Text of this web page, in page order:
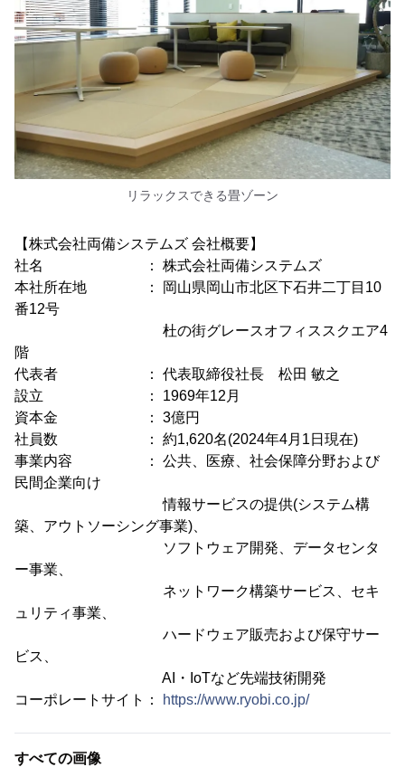
リラックスできる畳ゾーン
【株式会社両備システムズ 会社概要】
社名 ： 株式会社両備システムズ
本社所在地 ： 岡山県岡山市北区下石井二丁目10
番12号
杜の街グレースオフィススクエア4
階
代表者 ： 代表取締役社長 松田 敏之
設立 ： 1969年12月
資本金 ： 3億円
社員数 ： 約1,620名(2024年4月1日現在)
事業内容 ： 公共、医療、社会保障分野および
民間企業向け
情報サービスの提供(システム構
築、アウトソーシング事業)、
ソフトウェア開発、データセンタ
ー事業、
ネットワーク構築サービス、セキ
ュリティ事業、
ハードウェア販売および保守サー
ビス、
AI・IoTなど先端技術開発
コーポレートサイト：
https://www.ryobi.co.jp/
すべての画像